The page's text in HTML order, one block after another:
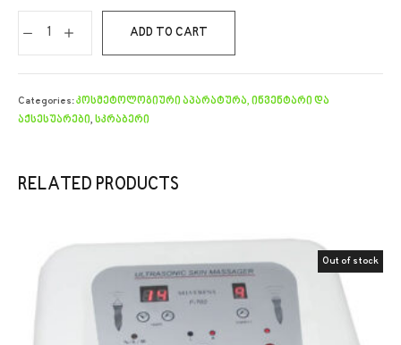
ADD TO CART
Categories:კოსმეტოლოგიური აპარატურა, ინვენტარი და
აქსესუარები, სკრაბერი
RELATED PRODUCTS
Out of stock